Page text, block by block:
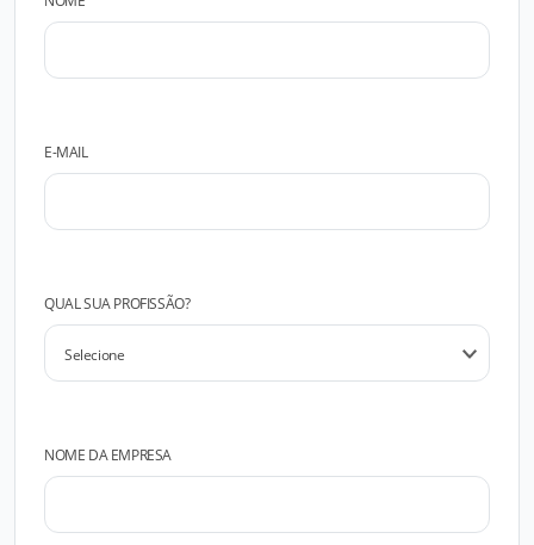
E-MAIL
QUAL SUA PROFISSÃO?
NOME DA EMPRESA